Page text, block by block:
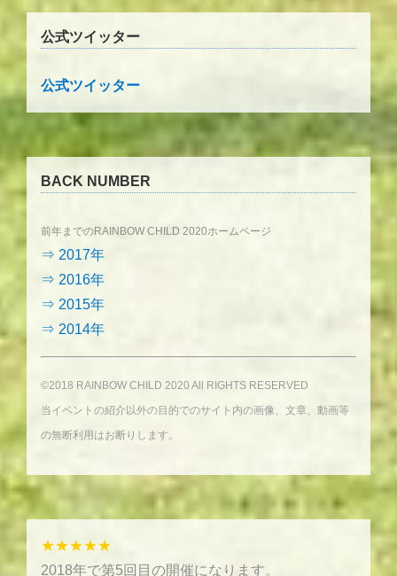
公式ツイッター
公式ツイッター
BACK NUMBER
前年までのRAINBOW CHILD 2020ホームページ
⇒ 2017年
⇒ 2016年
⇒ 2015年
⇒ 2014年
©2018 RAINBOW CHILD 2020 All RIGHTS RESERVED
当イベントの紹介以外の目的でのサイト内の画像、文章、動画等
の無断利用はお断りします。
★★★★★
2018年で第5回目の開催になります。